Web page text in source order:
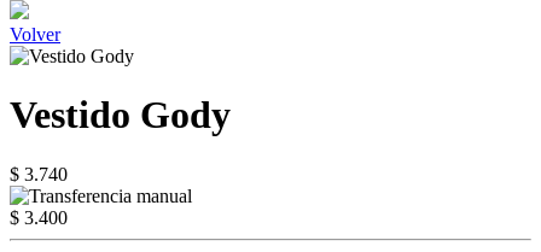
Volver
Vestido Gody
$ 3.740
$ 3.400